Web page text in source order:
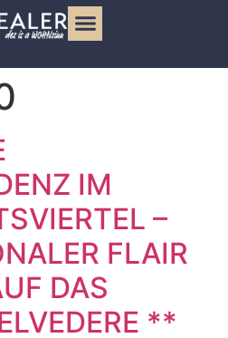
IM
–
FLAIR
DAS
**